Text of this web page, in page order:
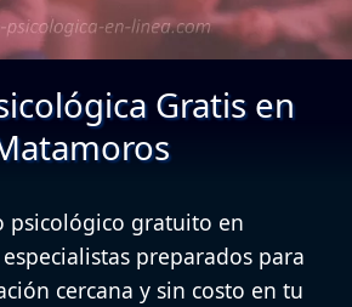
Gratis en
psicológico gratuito en
preparados para
cercana y sin costo en tu